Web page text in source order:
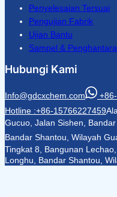
Penyelesaian Tersuai
Pengujian Fabrik
Ujian Bantu
Sampel &
Hubungi Kami
Info@gdcxchem.com
Hotline :+86-15766227459
Gucuo, Jalan Sishen,
Bandar Shantou, Wilayah
Tingkat 8, Bangunan
Longhu, Bandar Shantou,